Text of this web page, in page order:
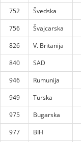
752 Švedska
756
Švajcarska
826
V. Britanija
840
SAD
946
Rumunija
949
Turska
975
Bugarska
977
BIH